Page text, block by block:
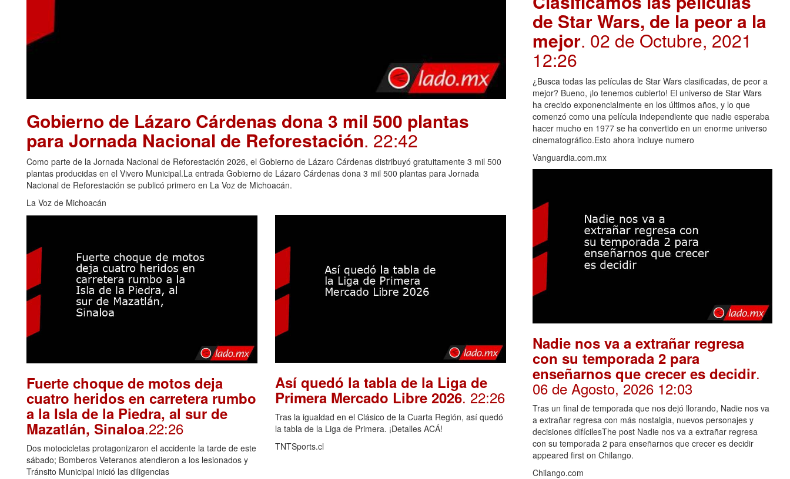
Gobierno de Lázaro Cárdenas dona 3 mil 500 plantas
para Jornada Nacional de Reforestación. 22:42
Como parte de la Jornada Nacional de Reforestación 2026, el Gobierno de Lázaro Cárdenas distribuyó gratuitamente 3 mil 500
plantas producidas en el Vivero Municipal.La entrada Gobierno de Lázaro Cárdenas dona 3 mil 500 plantas para Jornada
Nacional de Reforestación se publicó primero en La Voz de Michoacán.
La Voz de Michoacán
Fuerte choque de motos deja
cuatro heridos en carretera rumbo
a la Isla de la Piedra, al sur de
Mazatlán, Sinaloa.22:26
Dos motocicletas protagonizaron el accidente la tarde de este
sábado; Bomberos Veteranos atendieron a los lesionados y
Tránsito Municipal inició las diligencias
Así quedó la tabla de la Liga de
Primera Mercado Libre 2026. 22:26
Tras la igualdad en el Clásico de la Cuarta Región, así quedó
la tabla de la Liga de Primera. ¡Detalles ACÁ!
TNTSports.cl
de Star Wars, de la peor a la
mejor. 02 de Octubre, 2021
12:26
¿Busca todas las películas de Star Wars clasificadas, de peor a
mejor? Bueno, ¡lo tenemos cubierto! El universo de Star Wars
ha crecido exponencialmente en los últimos años, y lo que
comenzó como una película independiente que nadie esperaba
hacer mucho en 1977 se ha convertido en un enorme universo
cinematográfico.Esto ahora incluye numero
Vanguardia.com.mx
Nadie nos va a extrañar regresa
con su temporada 2 para
enseñarnos que crecer es decidir.
06 de Agosto, 2026 12:03
Tras un final de temporada que nos dejó llorando, Nadie nos va
a extrañar regresa con más nostalgia, nuevos personajes y
decisiones difícilesThe post Nadie nos va a extrañar regresa
con su temporada 2 para enseñarnos que crecer es decidir
appeared first on Chilango.
Chilango.com